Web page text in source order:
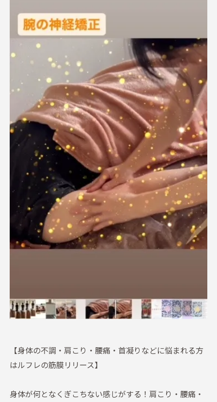
【身体の不調・肩こり・腰痛・首凝りなどに悩まれる方
はルフレの筋膜リリース】
身体が何となくぎこちない感じがする！肩こり・腰痛・